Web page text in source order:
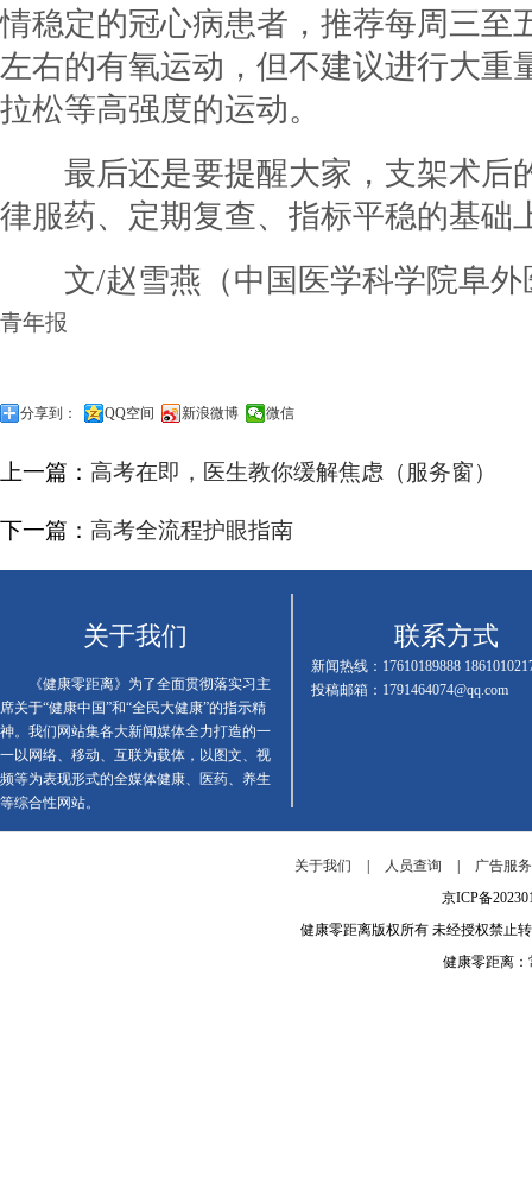
情稳定的冠心病患者，推荐每周三至
左右的有氧运动，但不建议进行大重
拉松等高强度的运动。
最后还是要提醒大家，支架术后
律服药、定期复查、指标平稳的基础
文/赵雪燕（中国医学科学院阜
青年报
分享到： QQ空间 新浪微博 微信
上一篇： 高考在即，医生教你缓解焦虑（服务窗）
下一篇： 高考全流程护眼指南
关于我们
《健康零距离》为了全面贯彻落实习主
席关于“健康中国”和“全民大健康”的指示精
神。我们网站集各大新闻媒体全力打造的一
一以网络、移动、互联为载体，以图文、视
频等为表现形式的全媒体健康、医药、养生
等综合性网站。
联系方式
新闻热线：17610189888
投稿邮箱：1791464074@qq.com
关于我们 人员查询
广告服
京ICP备
健康零距离版权所有 未经授权禁止
健康零距离